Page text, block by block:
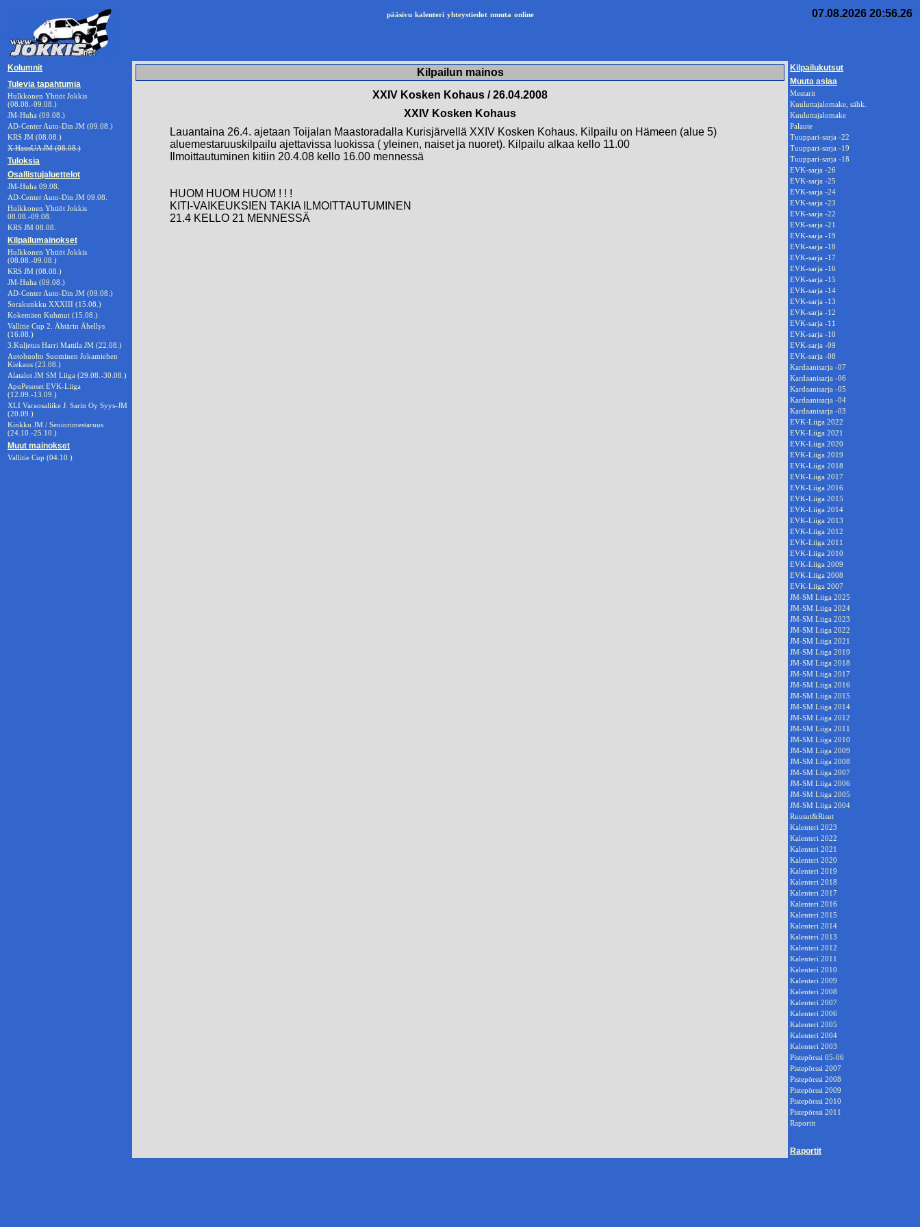
pääsivu kalenteri yhteystiedot muuta online 07.08.2026 20:56.26
Kolumnit
Tulevia tapahtumia
Hulkkonen Yhtiöt Jokkis
(08.08.-09.08.)
JM-Huha (09.08.)
AD-Center Auto-Din JM (09.08.)
KRS JM (08.08.)
X HausUA JM (08.08.)
Tuloksia
Osallistujaluettelot
JM-Huha 09.08.
AD-Center Auto-Din JM 09.08.
Hulkkonen Yhtiöt Jokkis
08.08.-09.08.
KRS JM 08.08.
Kilpailumainokset
Hulkkonen Yhtiöt Jokkis
(08.08.-09.08.)
KRS JM (08.08.)
JM-Huha (09.08.)
AD-Center Auto-Din JM (09.08.)
Sorakunkku XXXIII (15.08.)
Kokemäen Kuhmut (15.08.)
Vallitie Cup 2. Ähtärin Ähellys
(16.08.)
3.Kuljetus Harri Mattila JM (22.08.)
Autohuolto Suominen Jokamiehen
Kiekaus (23.08.)
Alatalot JM SM Liiga (29.08.-30.08.)
ApuPesoset EVK-Liiga
(12.09.-13.09.)
XLI Varaosaliike J. Sarin Oy Syys-JM
(20.09.)
Kinkku JM / Seniorimestaruus
(24.10.-25.10.)
Muut mainokset
Vallitie Cup (04.10.)
Kilpailun mainos
XXIV Kosken Kohaus / 26.04.2008
XXIV Kosken Kohaus
Lauantaina 26.4. ajetaan Toijalan Maastoradalla Kurisjärvellä XXIV Kosken Kohaus. Kilpailu on Hämeen (alue 5)
aluemestaruuskilpailu ajettavissa luokissa ( yleinen, naiset ja nuoret). Kilpailu alkaa kello 11.00
Ilmoittautuminen kitiin 20.4.08 kello 16.00 mennessä
HUOM HUOM HUOM ! ! !
KITI-VAIKEUKSIEN TAKIA ILMOITTAUTUMINEN
21.4 KELLO 21 MENNESSÄ
Kilpailukutsut
Muuta asiaa
Mestarit
Kuuluttajalomake, sähk.
Kuuluttajalomake
Palaute
Tuuppari-sarja -22
Tuuppari-sarja -19
Tuuppari-sarja -18
EVK-sarja -26
EVK-sarja -25
EVK-sarja -24
EVK-sarja -23
EVK-sarja -22
EVK-sarja -21
EVK-sarja -19
EVK-sarja -18
EVK-sarja -17
EVK-sarja -16
EVK-sarja -15
EVK-sarja -14
EVK-sarja -13
EVK-sarja -12
EVK-sarja -11
EVK-sarja -10
EVK-sarja -09
EVK-sarja -08
Kardaanisarja -07
Kardaanisarja -06
Kardaanisarja -05
Kardaanisarja -04
Kardaanisarja -03
EVK-Liiga 2022
EVK-Liiga 2021
EVK-Liiga 2020
EVK-Liiga 2019
EVK-Liiga 2018
EVK-Liiga 2017
EVK-Liiga 2016
EVK-Liiga 2015
EVK-Liiga 2014
EVK-Liiga 2013
EVK-Liiga 2012
EVK-Liiga 2011
EVK-Liiga 2010
EVK-Liiga 2009
EVK-Liiga 2008
EVK-Liiga 2007
JM-SM Liiga 2025
JM-SM Liiga 2024
JM-SM Liiga 2023
JM-SM Liiga 2022
JM-SM Liiga 2021
JM-SM Liiga 2019
JM-SM Liiga 2018
JM-SM Liiga 2017
JM-SM Liiga 2016
JM-SM Liiga 2015
JM-SM Liiga 2014
JM-SM Liiga 2012
JM-SM Liiga 2011
JM-SM Liiga 2010
JM-SM Liiga 2009
JM-SM Liiga 2008
JM-SM Liiga 2007
JM-SM Liiga 2006
JM-SM Liiga 2005
JM-SM Liiga 2004
Ruusut&Risut
Kalenteri 2023
Kalenteri 2022
Kalenteri 2021
Kalenteri 2020
Kalenteri 2019
Kalenteri 2018
Kalenteri 2017
Kalenteri 2016
Kalenteri 2015
Kalenteri 2014
Kalenteri 2013
Kalenteri 2012
Kalenteri 2011
Kalenteri 2010
Kalenteri 2009
Kalenteri 2008
Kalenteri 2007
Kalenteri 2006
Kalenteri 2005
Kalenteri 2004
Kalenteri 2003
Pistepörssi 05-06
Pistepörssi 2007
Pistepörssi 2008
Pistepörssi 2009
Pistepörssi 2010
Pistepörssi 2011
Raportit
Raportit